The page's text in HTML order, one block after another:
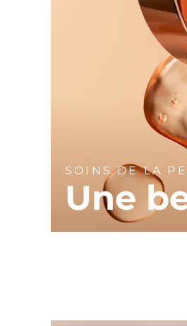
SOINS DE LA
Une